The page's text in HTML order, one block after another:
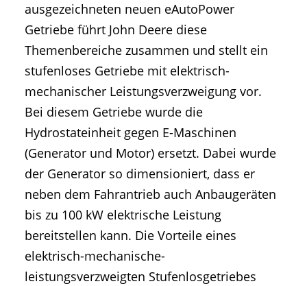
ausgezeichneten neuen eAutoPower
Getriebe führt John Deere diese
Themenbereiche zusammen und stellt ein
stufenloses Getriebe mit elektrisch-
mechanischer Leistungsverzweigung vor.
Bei diesem Getriebe wurde die
Hydrostateinheit gegen E-Maschinen
(Generator und Motor) ersetzt. Dabei wurde
der Generator so dimensioniert, dass er
neben dem Fahrantrieb auch Anbaugeräten
bis zu 100 kW elektrische Leistung
bereitstellen kann. Die Vorteile eines
elektrisch-mechanische-
leistungsverzweigten Stufenlosgetriebes